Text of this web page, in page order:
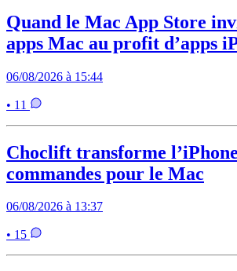
Quand le Mac App Store
apps Mac au profit d’apps
06/08/2026 à 15:44
• 11
Choclift transforme
commandes pour le Mac
06/08/2026 à 13:37
• 15